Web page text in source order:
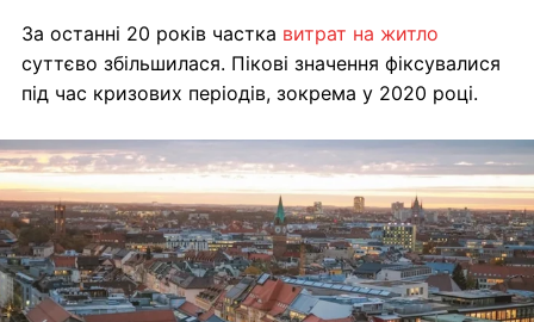
За останні 20 років частка витрат на житло
суттєво збільшилася. Пікові значення фіксувалися
під час кризових періодів, зокрема у 2020 році.